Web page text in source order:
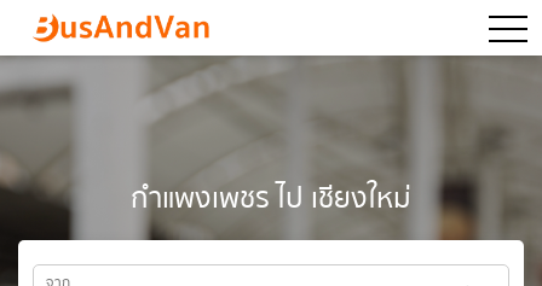
กำแพงเพชร ไป เชียงใหม่